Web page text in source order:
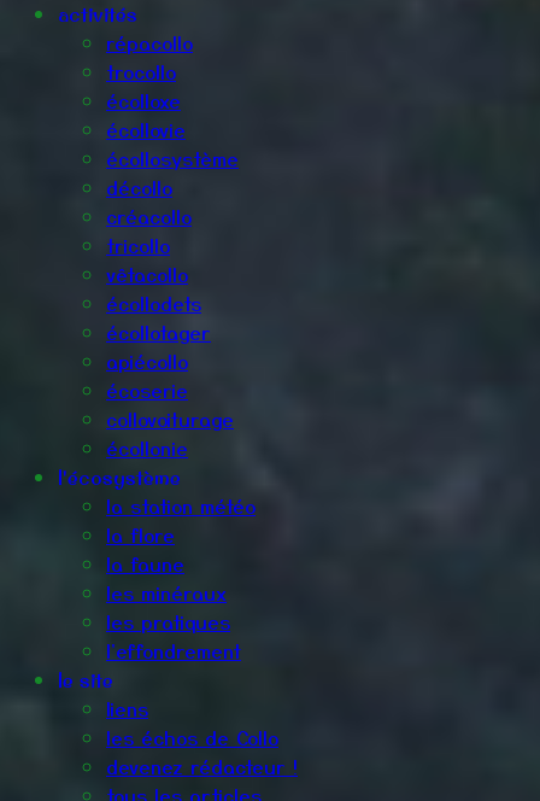
activités
répacollo
trocollo
écolloxe
écollovie
écollosystème
décollo
créacollo
tricollo
vêtacollo
écollodets
écollotager
apiécollo
écoserie
collovoiturage
écollonie
l'écosystème
la station météo
la flore
la faune
les minéraux
les pratiques
l'effondrement
le site
liens
les échos de Collo
devenez rédacteur !
tous les articles